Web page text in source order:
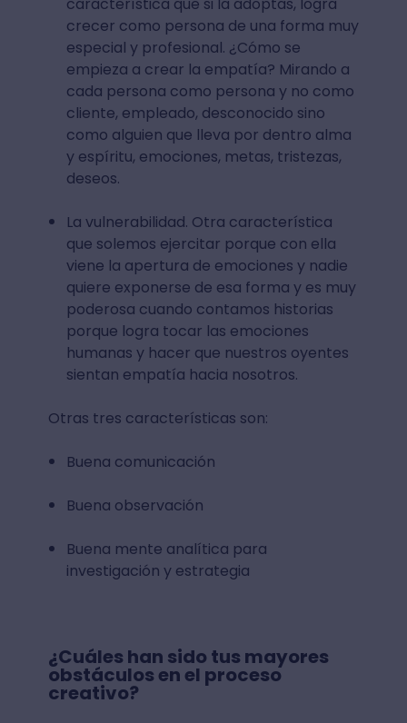
característica que si la adoptas, logra
crecer como persona de una forma muy
especial y profesional. ¿Cómo se
empieza a crear la empatía? Mirando a
cada persona como persona y no como
cliente, empleado, desconocido sino
como alguien que lleva por dentro alma
y espíritu, emociones, metas, tristezas,
deseos.
La vulnerabilidad. Otra característica
que solemos ejercitar porque con ella
viene la apertura de emociones y nadie
quiere exponerse de esa forma y es muy
poderosa cuando contamos historias
porque logra tocar las emociones
humanas y hacer que nuestros oyentes
sientan empatía hacia nosotros.
Otras tres características son:
Buena comunicación
Buena observación
Buena mente analítica para
investigación y estrategia
¿Cuáles han sido tus mayores
obstáculos en el proceso
creativo?